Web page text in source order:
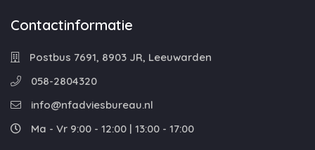
Contactinformatie
Postbus 7691, 8903 JR, Leeuwarden
058-2804320
info@nfadviesbureau.nl
Ma - Vr 9:00 - 12:00 | 13:00 - 17:00